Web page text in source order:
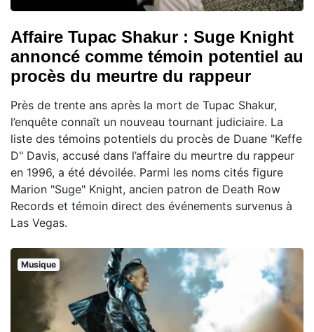
Affaire Tupac Shakur : Suge Knight
annoncé comme témoin potentiel au
procès du meurtre du rappeur
Près de trente ans après la mort de Tupac Shakur,
l’enquête connaît un nouveau tournant judiciaire. La
liste des témoins potentiels du procès de Duane "Keffe
D" Davis, accusé dans l’affaire du meurtre du rappeur
en 1996, a été dévoilée. Parmi les noms cités figure
Marion "Suge" Knight, ancien patron de Death Row
Records et témoin direct des événements survenus à
Las Vegas.
Musique